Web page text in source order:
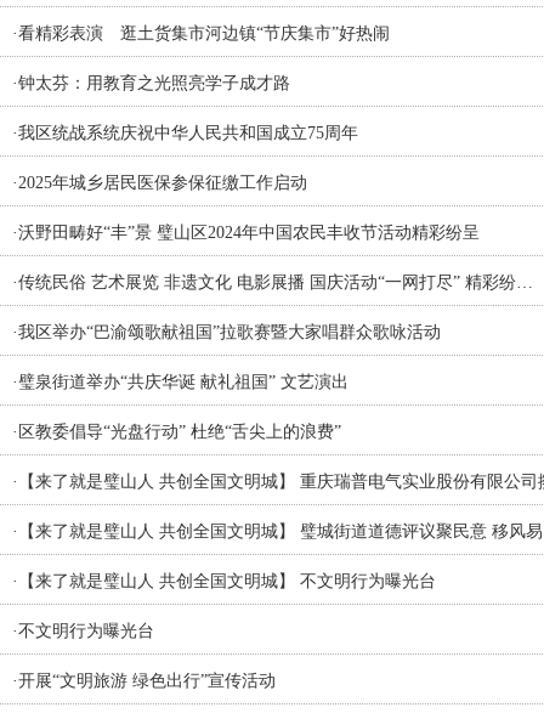
·看精彩表演 逛土货集市河边镇“节庆集市”好热闹
·钟太芬：用教育之光照亮学子成才路
·我区统战系统庆祝中华人民共和国成立75周年
·2025年城乡居民医保参保征缴工作启动
·沃野田畴好“丰”景 璧山区2024年中国农民丰收节活动精彩纷呈
·传统民俗 艺术展览 非遗文化 电影展播 国庆活动“一网打尽” 精彩纷…
·我区举办“巴渝颂歌献祖国”拉歌赛暨大家唱群众歌咏活动
·璧泉街道举办“共庆华诞 献礼祖国” 文艺演出
· 区教委倡导“光盘行动” 杜绝“舌尖上的浪费”
· 【来了就是璧山人 共创全国文明城】 重庆瑞普电气实业股份有限公
· 【来了就是璧山人 共创全国文明城】 璧城街道道德评议聚民意 移风
· 【来了就是璧山人 共创全国文明城】 不文明行为曝光台
·不文明行为曝光台
·开展“文明旅游 绿色出行”宣传活动